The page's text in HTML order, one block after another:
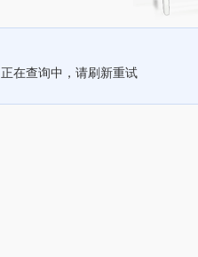
正在查询中，请刷新重试